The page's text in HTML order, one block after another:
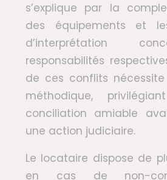
s’explique par la
des équipements et
d’interprétation
responsabilités
de ces conflits
méthodique,
conciliation amiable
une action judiciaire.
Le locataire dispose de
en cas de non-